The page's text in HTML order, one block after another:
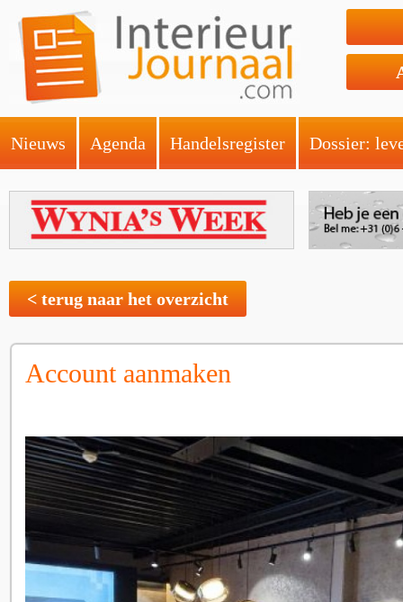
Nieuws Agenda Handelsregister Dossier:
< terug naar het overzicht
Account aanmaken